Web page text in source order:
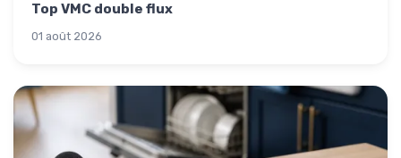
Top VMC double flux
01 août 2026